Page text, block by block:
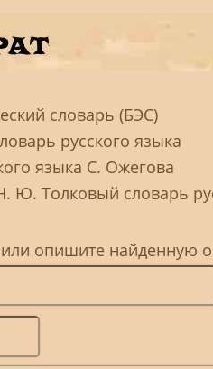
словарь (БЭС)
русского языка
языка С. Ожегова
Толковый словарь
опишите найденную